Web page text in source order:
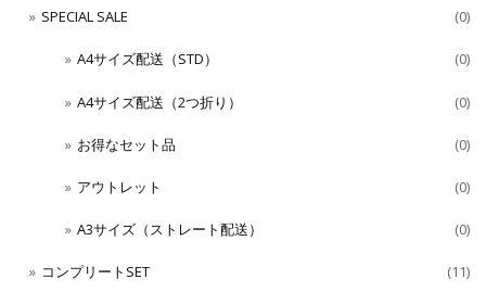
SPECIAL SALE (0)
A4サイズ配送（STD） (0)
A4サイズ配送（2つ折り） (0)
お得なセット品 (0)
アウトレット (0)
A3サイズ（ストレート配送） (0)
コンプリートSET (11)